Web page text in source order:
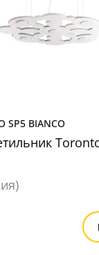
SP5 BIANCO